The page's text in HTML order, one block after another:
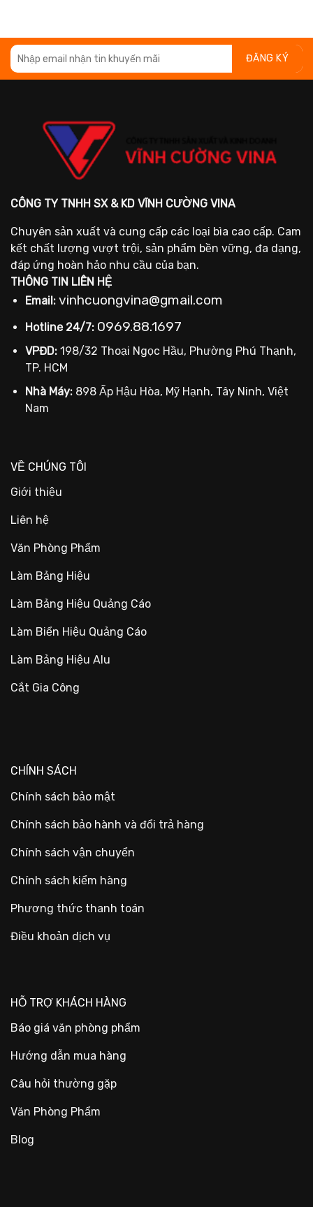
CÔNG TY TNHH SX & KD VĨNH CƯỜNG VINA
Chuyên sản xuất và cung cấp các loại bìa cao cấp. Cam
kết chất lượng vượt trội, sản phẩm bền vững, đa dạng,
đáp ứng hoàn hảo nhu cầu của bạn.
THÔNG TIN LIÊN HỆ
Email: vinhcuongvina@gmail.com
Hotline 24/7: 0969.88.1697
VPĐD: 198/32 Thoại Ngọc Hầu, Phường Phú Thạnh,
TP. HCM
Nhà Máy: 898 Ấp Hậu Hòa, Mỹ Hạnh, Tây Ninh, Việt
Nam
VỀ CHÚNG TÔI
Giới thiệu
Liên hệ
Văn Phòng Phẩm
Làm Bảng Hiệu
Làm Bảng Hiệu Quảng Cáo
Làm Biển Hiệu Quảng Cáo
Làm Bảng Hiệu Alu
Cắt Gia Công
CHÍNH SÁCH
Chính sách bảo mật
Chính sách bảo hành và đổi trả hàng
Chính sách vận chuyển
Chính sách kiểm hàng
Phương thức thanh toán
Điều khoản dịch vụ
HỖ TRỢ KHÁCH HÀNG
Báo giá văn phòng phẩm
Hướng dẫn mua hàng
Câu hỏi thường gặp
Văn Phòng Phẩm
Blog